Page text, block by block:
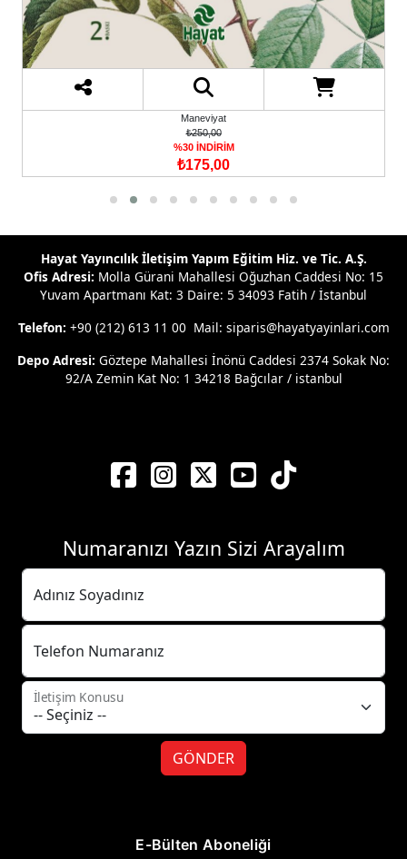
Maneviyat
₺250,00
%30 İNDİRİM
₺175,00
Hayat Yayıncılık İletişim Yapım Eğitim Hiz. ve Tic. A.Ş.
Ofis Adresi: Molla Gürani Mahallesi Oğuzhan Caddesi No: 15
Yuvam Apartmanı Kat: 3 Daire: 5 34093 Fatih / İstanbul
Telefon: +90 (212) 613 11 00 Mail: siparis@hayatyayinlari.com
Depo Adresi: Göztepe Mahallesi İnönü Caddesi 2374 Sokak No:
92/A Zemin Kat No: 1 34218 Bağcılar / istanbul
Numaranızı Yazın Sizi Arayalım
Adınız Soyadınız
Telefon Numaranız
İletişim Konusu
GÖNDER
E-Bülten Aboneliği